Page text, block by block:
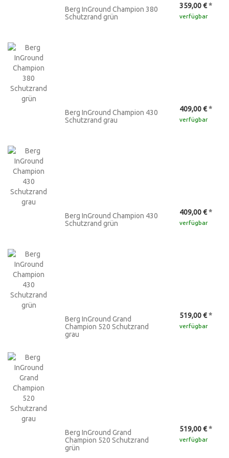
Berg InGround Champion 380
Schutzrand grün
359,00 €*
verfügbar
Berg InGround Champion 430
Schutzrand grau
409,00 €*
verfügbar
Berg InGround Champion 430
Schutzrand grün
409,00 €*
verfügbar
Berg InGround Grand
Champion 520 Schutzrand
grau
519,00 €*
verfügbar
Berg InGround Grand
Champion 520 Schutzrand
grün
519,00 €*
verfügbar